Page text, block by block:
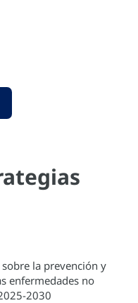
la prevención y
enfermedades no
2030